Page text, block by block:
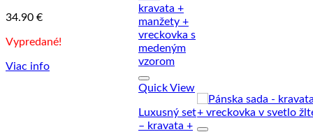
34.90 €
Vypredané!
Viac info
Quick View
Luxusný set
– kravata +